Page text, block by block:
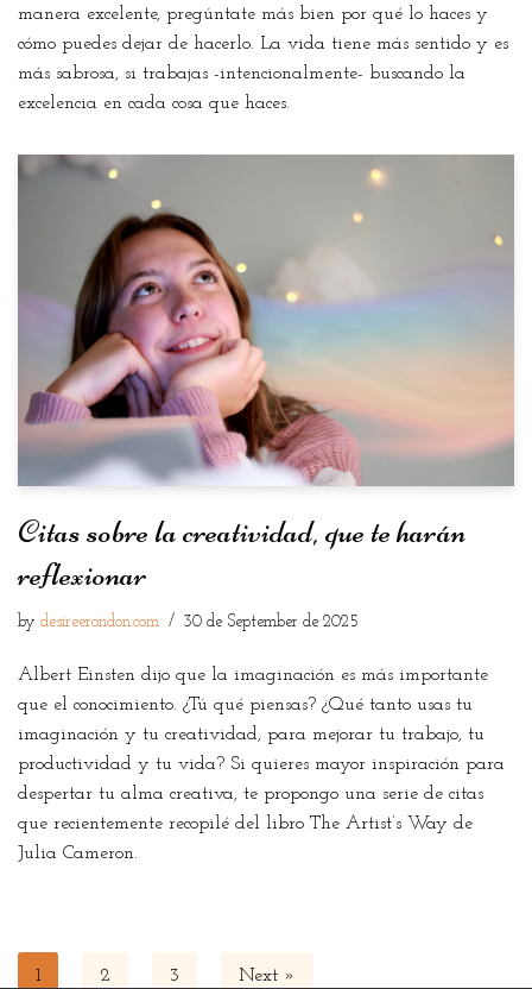
manera excelente, pregúntate más bien por qué lo haces y
cómo puedes dejar de hacerlo. La vida tiene más sentido y es
más sabrosa, si trabajas -intencionalmente- buscando la
excelencia en cada cosa que haces.
Citas sobre la creatividad, que te harán
reflexionar
by desireerondon.com 30 de September de 2025
Albert Einsten dijo que la imaginación es más importante
que el conocimiento. ¿Tú qué piensas? ¿Qué tanto usas tu
imaginación y tu creatividad, para mejorar tu trabajo, tu
productividad y tu vida? Si quieres mayor inspiración para
despertar tu alma creativa, te propongo una serie de citas
que recientemente recopilé del libro The Artist’s Way de
Julia Cameron.
1 2 3 Next »